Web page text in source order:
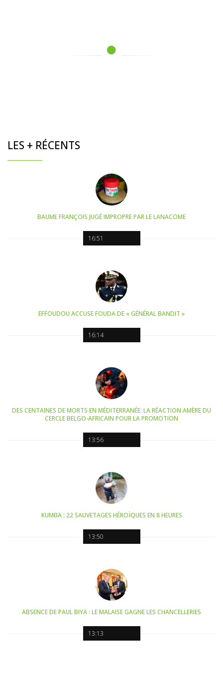
LES + RÉCENTS
16:51
BAUME FRANÇOIS JUGÉ IMPROPRE PAR LE LANACOME
16:14
EFFOUDOU ACCUSE FOUDA DE « GÉNÉRAL BANDIT »
13:56
DES CENTAINES DE MORTS EN MÉDITERRANÉE: LA RÉACTION AMÈRE DU
CERCLE BELGO-AFRICAIN POUR LA PROMOTION
13:50
KUMBA : 22 SAUVETAGES HÉROÏQUES EN 8 HEURES
13:13
ABSENCE DE PAUL BIYA : LE MALAISE GAGNE LES CHANCELLERIES